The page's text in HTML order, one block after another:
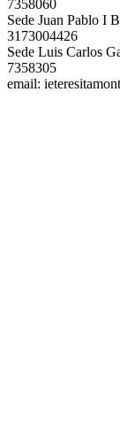
7358060
Sede Juan Pablo I
3173004426
Sede Luis Carlos
7358305
email: